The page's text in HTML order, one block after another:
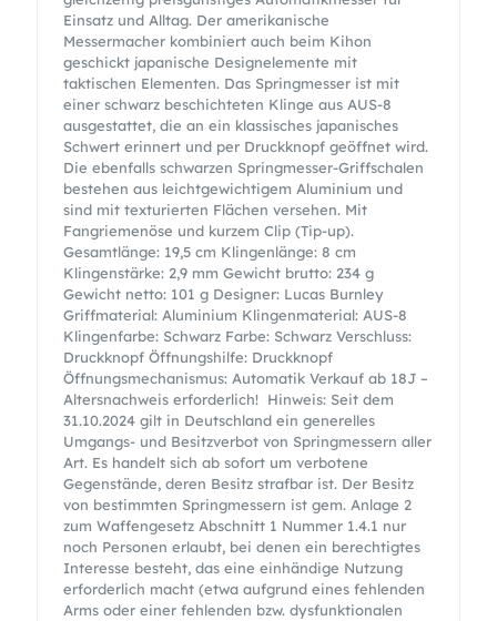
Einsatz und Alltag. Der amerikanische
Messermacher kombiniert auch beim Kihon
geschickt japanische Designelemente mit
taktischen Elementen. Das Springmesser ist mit
einer schwarz beschichteten Klinge aus AUS-8
ausgestattet, die an ein klassisches japanisches
Schwert erinnert und per Druckknopf geöffnet wird.
Die ebenfalls schwarzen Springmesser-Griffschalen
bestehen aus leichtgewichtigem Aluminium und
sind mit texturierten Flächen versehen. Mit
Fangriemenöse und kurzem Clip (Tip-up).
Gesamtlänge: 19,5 cm Klingenlänge: 8 cm
Klingenstärke: 2,9 mm Gewicht brutto: 234 g
Gewicht netto: 101 g Designer: Lucas Burnley
Griffmaterial: Aluminium Klingenmaterial: AUS-8
Klingenfarbe: Schwarz Farbe: Schwarz Verschluss:
Druckknopf Öffnungshilfe: Druckknopf
Öffnungsmechanismus: Automatik Verkauf ab 18J –
Altersnachweis erforderlich! Hinweis: Seit dem
31.10.2024 gilt in Deutschland ein generelles
Umgangs- und Besitzverbot von Springmessern aller
Art. Es handelt sich ab sofort um verbotene
Gegenstände, deren Besitz strafbar ist. Der Besitz
von bestimmten Springmessern ist gem. Anlage 2
zum Waffengesetz Abschnitt 1 Nummer 1.4.1 nur
noch Personen erlaubt, bei denen ein berechtigtes
Interesse besteht, das eine einhändige Nutzung
erforderlich macht (etwa aufgrund eines fehlenden
Arms oder einer fehlenden bzw. dysfunktionalen